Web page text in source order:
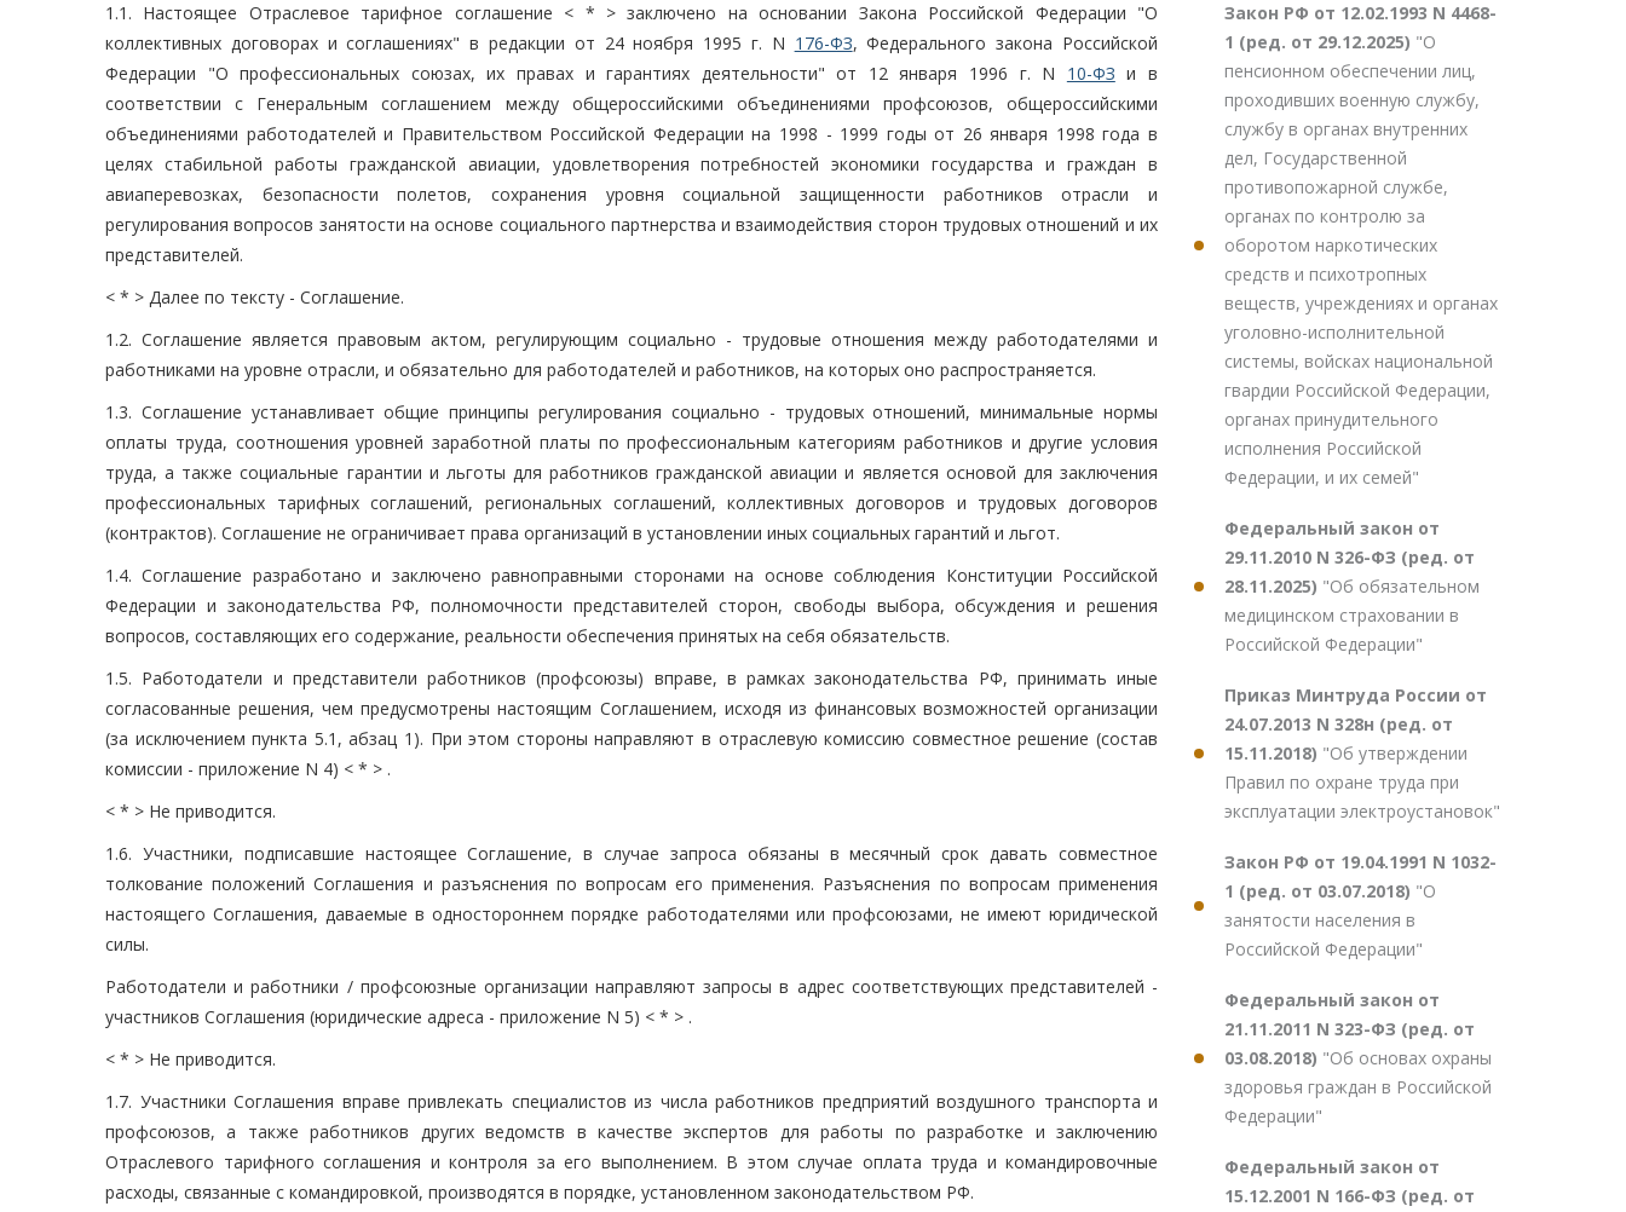
1.1. Настоящее Отраслевое тарифное соглашение < * > заключено на основании Закона Российской Федерации "О
коллективных договорах и соглашениях" в редакции от 24 ноября 1995 г. N 176-ФЗ, Федерального закона Российской
Федерации "О профессиональных союзах, их правах и гарантиях деятельности" от 12 января 1996 г. N 10-ФЗ и в
соответствии с Генеральным соглашением между общероссийскими объединениями профсоюзов, общероссийскими
объединениями работодателей и Правительством Российской Федерации на 1998 - 1999 годы от 26 января 1998 года в
целях стабильной работы гражданской авиации, удовлетворения потребностей экономики государства и граждан в
авиаперевозках, безопасности полетов, сохранения уровня социальной защищенности работников отрасли и
регулирования вопросов занятости на основе социального партнерства и взаимодействия сторон трудовых отношений и их
представителей.
< * > Далее по тексту - Соглашение.
1.2. Соглашение является правовым актом, регулирующим социально - трудовые отношения между работодателями и
работниками на уровне отрасли, и обязательно для работодателей и работников, на которых оно распространяется.
1.3. Соглашение устанавливает общие принципы регулирования социально - трудовых отношений, минимальные нормы
оплаты труда, соотношения уровней заработной платы по профессиональным категориям работников и другие условия
труда, а также социальные гарантии и льготы для работников гражданской авиации и является основой для заключения
профессиональных тарифных соглашений, региональных соглашений, коллективных договоров и трудовых договоров
(контрактов). Соглашение не ограничивает права организаций в установлении иных социальных гарантий и льгот.
1.4. Соглашение разработано и заключено равноправными сторонами на основе соблюдения Конституции Российской
Федерации и законодательства РФ, полномочности представителей сторон, свободы выбора, обсуждения и решения
вопросов, составляющих его содержание, реальности обеспечения принятых на себя обязательств.
1.5. Работодатели и представители работников (профсоюзы) вправе, в рамках законодательства РФ, принимать иные
согласованные решения, чем предусмотрены настоящим Соглашением, исходя из финансовых возможностей организации
(за исключением пункта 5.1, абзац 1). При этом стороны направляют в отраслевую комиссию совместное решение (состав
комиссии - приложение N 4) < * > .
< * > Не приводится.
1.6. Участники, подписавшие настоящее Соглашение, в случае запроса обязаны в месячный срок давать совместное
толкование положений Соглашения и разъяснения по вопросам его применения. Разъяснения по вопросам применения
настоящего Соглашения, даваемые в одностороннем порядке работодателями или профсоюзами, не имеют юридической
силы.
Работодатели и работники / профсоюзные организации направляют запросы в адрес соответствующих представителей -
участников Соглашения (юридические адреса - приложение N 5) < * > .
< * > Не приводится.
1.7. Участники Соглашения вправе привлекать специалистов из числа работников предприятий воздушного транспорта и
профсоюзов, а также работников других ведомств в качестве экспертов для работы по разработке и заключению
Отраслевого тарифного соглашения и контроля за его выполнением. В этом случае оплата труда и командировочные
расходы, связанные с командировкой, производятся в порядке, установленном законодательством РФ.
Закон РФ от 12.02.1993 N 4468-
1 (ред. от 29.12.2025) "О
пенсионном обеспечении лиц,
проходивших военную службу,
службу в органах внутренних
дел, Государственной
противопожарной службе,
органах по контролю за
оборотом наркотических
средств и психотропных
веществ, учреждениях и органах
уголовно-исполнительной
системы, войсках национальной
гвардии Российской Федерации,
органах принудительного
исполнения Российской
Федерации, и их семей"
Федеральный закон от
29.11.2010 N 326-ФЗ (ред. от
28.11.2025) "Об обязательном
медицинском страховании в
Российской Федерации"
Приказ Минтруда России от
24.07.2013 N 328н (ред. от
15.11.2018) "Об утверждении
Правил по охране труда при
эксплуатации электроустановок"
Закон РФ от 19.04.1991 N 1032-
1 (ред. от 03.07.2018) "О
занятости населения в
Российской Федерации"
Федеральный закон от
21.11.2011 N 323-ФЗ (ред. от
03.08.2018) "Об основах охраны
здоровья граждан в Российской
Федерации"
Федеральный закон от
15.12.2001 N 166-ФЗ (ред. от